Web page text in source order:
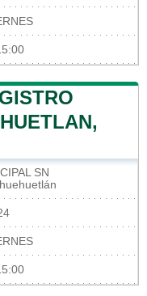
SN